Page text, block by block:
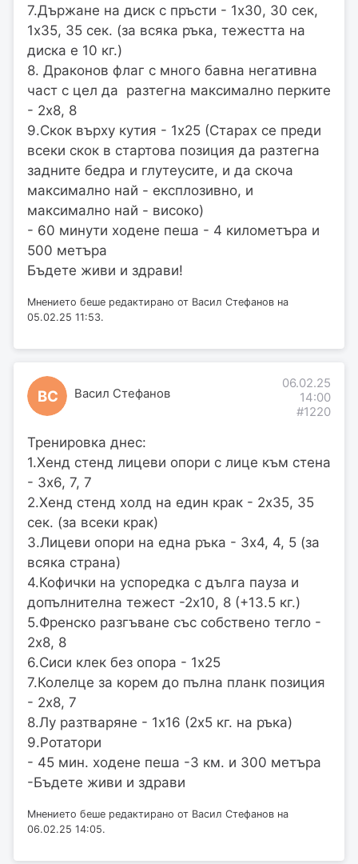
7.Държане на диск с пръсти - 1х30, 30 сек,
1х35, 35 сек. (за всяка ръка, тежестта на
диска е 10 кг.)
8. Драконов флаг с много бавна негативна
част с цел да разтегна максимално перките
- 2х8, 8
9.Скок върху кутия - 1х25 (Старах се преди
всеки скок в стартова позиция да разтегна
задните бедра и глутеусите, и да скоча
максимално най - експлозивно, и
максимално най - високо)
- 60 минути ходене пеша - 4 километъра и
500 метъра
Бъдете живи и здрави!
Мнението беше редактирано от Васил Стефанов на
05.02.25 11:53.
ВС Васил Стефанов
06.02.25
14:00
#1220
Тренировка днес:
1.Хенд стенд лицеви опори с лице към стена
- 3х6, 7, 7
2.Хенд стенд холд на един крак - 2х35, 35
сек. (за всеки крак)
3.Лицеви опори на една ръка - 3х4, 4, 5 (за
всяка страна)
4.Кофички на успоредка с дълга пауза и
допълнителна тежест -2х10, 8 (+13.5 кг.)
5.Френско разгъване със собствено тегло -
2х8, 8
6.Сиси клек без опора - 1х25
7.Колелце за корем до пълна планк позиция
- 2х8, 7
8.Лу разтваряне - 1х16 (2х5 кг. на ръка)
9.Ротатори
- 45 мин. ходене пеша -3 км. и 300 метъра
-Бъдете живи и здрави
Мнението беше редактирано от Васил Стефанов на
06.02.25 14:05.